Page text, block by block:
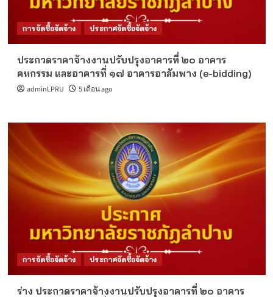
การจัดซื้อจัดจ้าง ประกาศจัดซื้อจัดจ้าง
ประกวดราคาจ้างงานปรับปรุงอาคารที่ ๒๐ อาคาร
คหกรรม และอาคารที่ ๑๗ อาคารอาลัมพาง (e-bidding)
adminLPRU 5 เดือน ago
การจัดซื้อจัดจ้าง ประกาศจัดซื้อจัดจ้าง
ร่าง ประกวดราคาจ้างงานปรับปรุงอาคารที่ ๒๐ อาคาร